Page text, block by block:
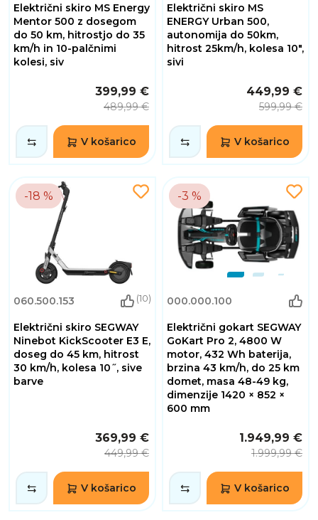
Električni skiro MS Energy
Mentor 500 z dosegom
do 50 km, hitrostjo do 35
km/h in 10-palčnimi
kolesi, siv
399,99 €
489,99 €
V košarico
Električni skiro MS
ENERGY Urban 500,
autonomija do 50km,
hitrost 25km/h, kolesa 10",
sivi
449,99 €
599,99 €
V košarico
-18 %
060.500.153 (10)
Električni skiro SEGWAY
Ninebot KickScooter E3 E,
doseg do 45 km, hitrost
30 km/h, kolesa 10˝, sive
barve
369,99 €
449,99 €
V košarico
-3 %
000.000.100
Električni gokart SEGWAY
GoKart Pro 2, 4800 W
motor, 432 Wh baterija,
brzina 43 km/h, do 25 km
domet, masa 48-49 kg,
dimenzije 1420 × 852 ×
600 mm
1.949,99 €
1.999,99 €
V košarico